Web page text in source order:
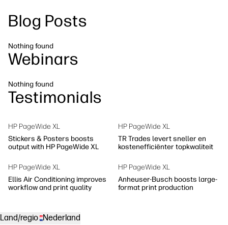
expert
Volg ons
Workflowoplossingen
Blog Posts
Nothing found
Webinars
Nothing found
Testimonials
HP PageWide XL
Stickers & Posters boosts
output with HP PageWide XL
HP PageWide XL
TR Trades levert sneller en
kostenefficiënter topkwaliteit
HP PageWide XL
Ellis Air Conditioning improves
workflow and print quality
HP PageWide XL
Anheuser-Busch boosts large-
format print production
Land/regio Nederland